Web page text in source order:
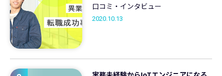
口コミ・インタビュー
2020.10.13